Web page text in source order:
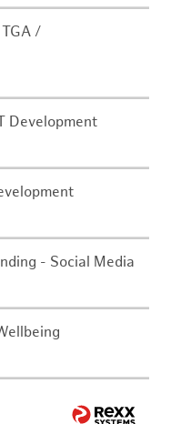
/
Development
- Social Media